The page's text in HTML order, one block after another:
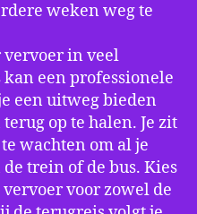
weken weg te
vervoer in veel
een professionele
een uitweg bieden
op te halen. Je zit
wachten om al je
trein of de bus. Kies
voor zowel de